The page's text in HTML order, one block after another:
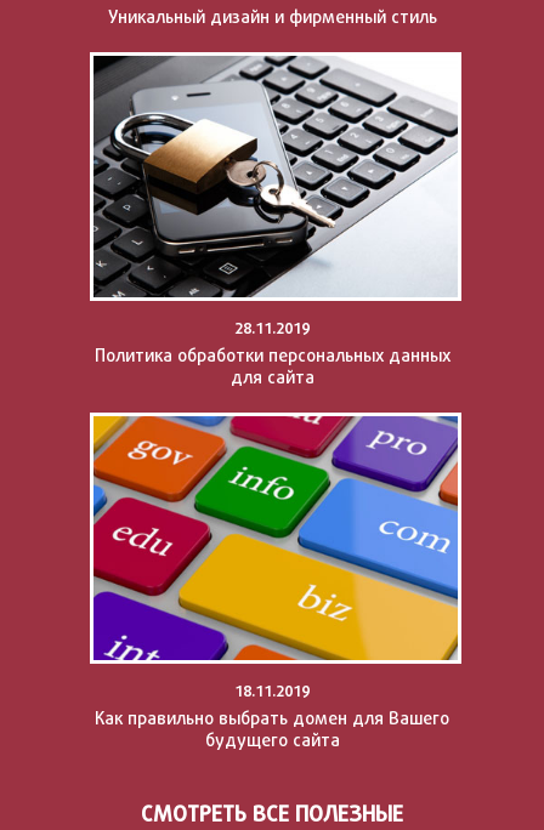
Уникальный дизайн и фирменный стиль
28.11.2019
Политика обработки персональных данных
для сайта
18.11.2019
Как правильно выбрать домен для Вашего
будущего сайта
СМОТРЕТЬ ВСЕ ПОЛЕЗНЫЕ